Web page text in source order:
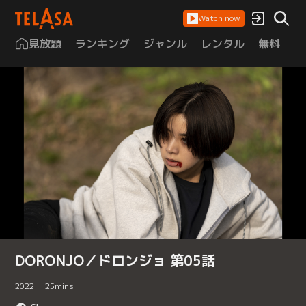
Watch now
見放題 ランキング ジャンル レンタル 無料
DORONJO／ドロンジョ 第05話
2022 25mins